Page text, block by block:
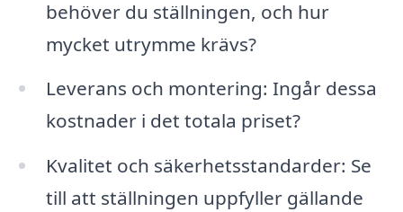
behöver du ställningen, och hur
mycket utrymme krävs?
Leverans och montering: Ingår dessa
kostnader i det totala priset?
Kvalitet och säkerhetsstandarder: Se
till att ställningen uppfyller gällande